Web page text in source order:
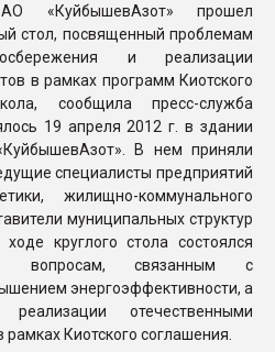
«КуйбышевАзот» прошел
стол, посвященный проблемам
и реализации
в рамках программ Киотского
сообщила пресс-служба
19 апреля 2012 г. в здании
В нем приняли
специалисты предприятий
жилищно-коммунального
муниципальных структур
круглого стола состоялся
вопросам, связанным с
энергоэффективности, а
отечественными
Киотского соглашения.